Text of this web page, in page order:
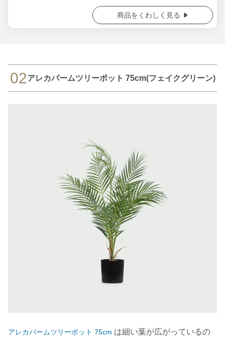
商品をくわしく見る
02アレカパームツリーポット 75cm(フェイクグリーン)
アレカパームツリーポット 75cm は細い葉が広がっているの